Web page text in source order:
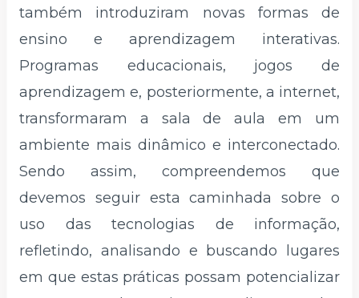
também introduziram novas formas de
ensino e aprendizagem interativas.
Programas educacionais, jogos de
aprendizagem e, posteriormente, a internet,
transformaram a sala de aula em um
ambiente mais dinâmico e interconectado.
Sendo assim, compreendemos que
devemos seguir esta caminhada sobre o
uso das tecnologias de informação,
refletindo, analisando e buscando lugares
em que estas práticas possam potencializar